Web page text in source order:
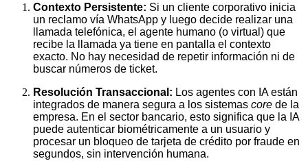
Contexto Persistente: Si un cliente corporativo inicia
un reclamo vía WhatsApp y luego decide realizar una
llamada telefónica, el agente humano (o virtual) que
recibe la llamada ya tiene en pantalla el contexto
exacto. No hay necesidad de repetir información ni de
buscar números de ticket.
Resolución Transaccional: Los agentes con IA están
integrados de manera segura a los sistemas core de la
empresa. En el sector bancario, esto significa que la IA
puede autenticar biométricamente a un usuario y
procesar un bloqueo de tarjeta de crédito por fraude en
segundos, sin intervención humana.